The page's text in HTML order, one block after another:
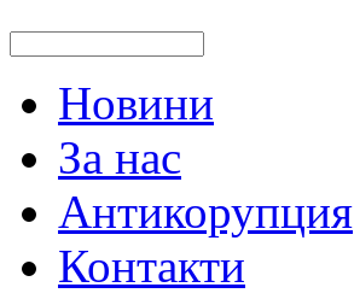
Новини
За нас
Антикорупция
Контакти